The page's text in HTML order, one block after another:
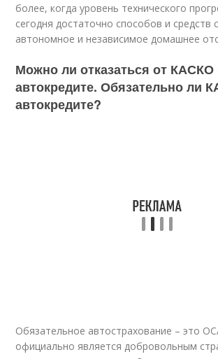
более, когда уровень технического
сегодня достаточно способов и средств
автономное и независимое домашнее
Можно ли отказаться от КАСКО
автокредите. Обязательно ли
автокредите?
Обязательное автострахование – это
официально является добровольным